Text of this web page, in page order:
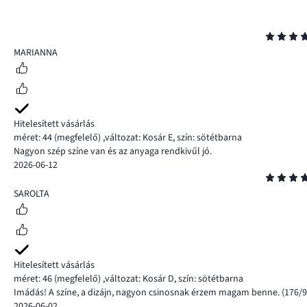
5
MARIANNA
Hitelesített vásárlás
méret: 44 (megfelelő) ,változat: Kosár E,szín: sötétbarna
Nagyon szép színe van és az anyaga rendkivűl jó.
2026-06-12
5
SAROLTA
Hitelesített vásárlás
méret: 46 (megfelelő) ,változat: Kosár D,szín: sötétbarna
Imádás! A színe, a dizájn, nagyon csinosnak érzem magam benne. (176/